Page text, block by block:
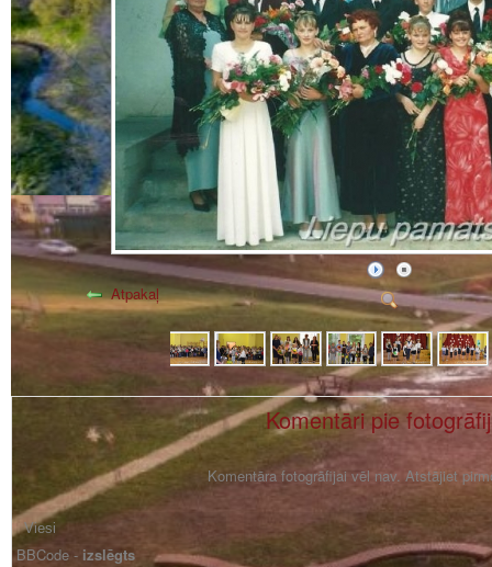
Atpakaļ
Komentāri pie
Komentāra fotogrāfijai vēl nav. Atstājiet
BBCode - izslēgts